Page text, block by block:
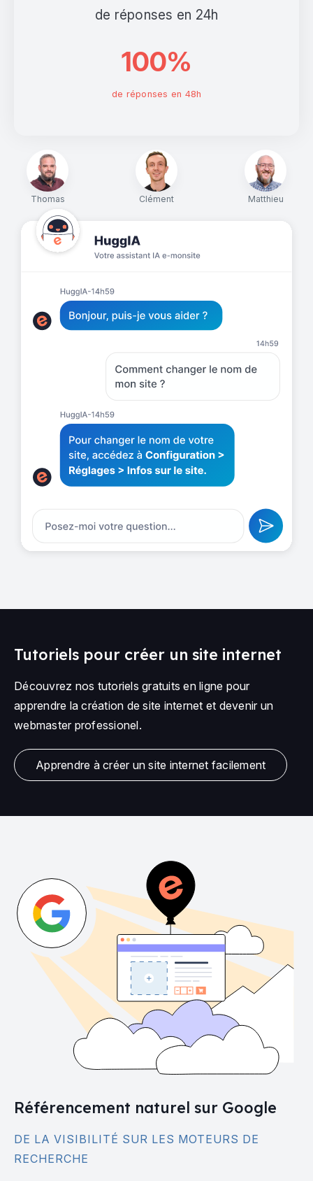
Thomas Clément Matthieu
de réponses en 24h
100%
de réponses en 48h
Tutoriels pour créer un site internet
Découvrez nos tutoriels gratuits en ligne pour
apprendre la création de site internet et devenir un
webmaster professionel.
Apprendre à créer un site internet facilement
Référencement naturel sur Google
DE LA VISIBILITÉ SUR LES MOTEURS DE
RECHERCHE